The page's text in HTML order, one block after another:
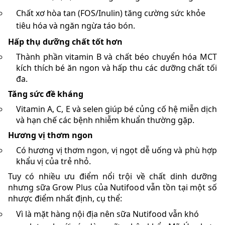
Chất xơ hòa tan (FOS/Inulin) tăng cường sức khỏe
tiêu hóa và ngăn ngừa táo bón.
Hấp thụ dưỡng chất tốt hơn
Thành phần vitamin B và chất béo chuyển hóa MCT
kích thích bé ăn ngon và hấp thu các dưỡng chất tối
đa.
Tăng sức đề kháng
Vitamin A, C, E và selen giúp bé củng cố hệ miễn dịch
và hạn chế các bệnh nhiễm khuẩn thường gặp.
Hương vị thơm ngon
Có hương vị thơm ngon, vị ngọt dễ uống và phù hợp
khẩu vị của trẻ nhỏ.
Tuy có nhiều ưu điểm nổi trội về chất dinh dưỡng
nhưng sữa Grow Plus của Nutifood vẫn tồn tại một số
nhược điểm nhất định, cụ thể:
Vì là mặt hàng nội địa nên sữa Nutifood vẫn khó